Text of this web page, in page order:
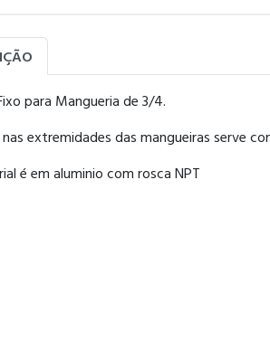
para Mangueria de 3/4.
extremidades das mangueiras serve
é em aluminio com rosca NPT